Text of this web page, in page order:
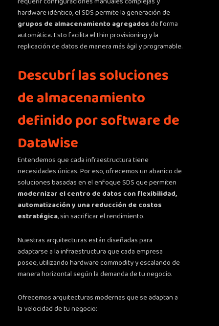
hardware idéntico, el SDS permite la generación de
grupos de almacenamiento agregadosde forma
automática. Esto facilita el thin provisioning y la
replicación de datos de manera más ágil y programable.
Descubrí las soluciones
de almacenamiento
definido por software de
DataWise
Entendemos que cada infraestructura tiene
necesidades únicas. Por eso, ofrecemos un abanico de
soluciones basadas en el enfoque SDS que permiten
modernizar el centro de datos con flexibilidad,
automatización y una reducción de costos
estratégica, sin sacrificar el rendimiento.
Nuestras arquitecturas están diseñadas para
adaptarse a la infraestructura que cada empresa
posee, utilizando hardware commodity y escalando de
manera horizontal según la demanda de tu negocio.
Ofrecemos arquitecturas modernas que se adaptan a
la velocidad de tu negocio: